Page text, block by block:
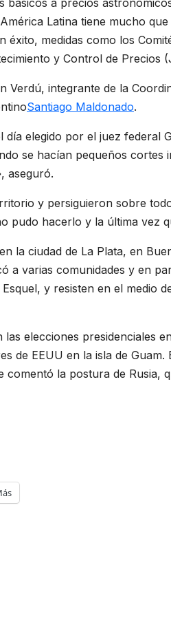
a precios
Latina tiene mucho
medidas como los
y Control de Precios
integrante de la
Santiago Maldonado.
elegido por el juez federal
se hacían pequeños
aseguró.
y persiguieron sobre
hacerlo y la última vez
la ciudad de La Plata, en
a varias comunidades y en
y resisten en el medio
elecciones presidenciales
de EEUU en la isla de
la postura de Rusia,